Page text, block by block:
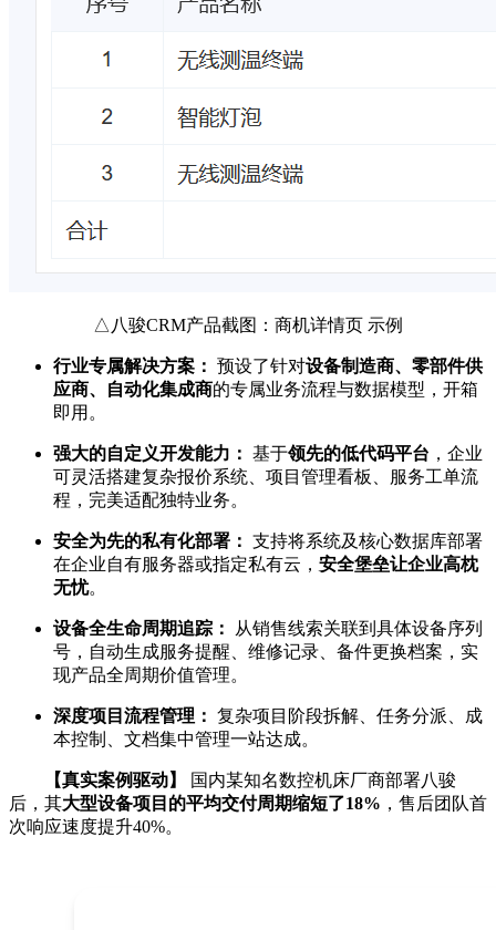
△八骏CRM产品截图：商机详情页 示例
行业专属解决方案： 预设了针对设备制造商、零部件供
应商、自动化集成商的专属业务流程与数据模型，开箱
即用。
强大的自定义开发能力： 基于领先的低代码平台 ，企业
可灵活搭建复杂报价系统、项目管理看板、服务工单流
程，完美适配独特业务。
安全为先的私有化部署： 支持将系统及核心数据库部署
在企业自有服务器或指定私有云， 安全堡垒让企业高枕
无忧。
设备全生命周期追踪：
从销售线索关联到具体设备序列
号，自动生成服务提醒、维修记录、备件更换档案，实
现产品全周期价值管理。
深度项目流程管理： 复杂项目阶段拆解、任务分派、成
本控制、文档集中管理一站达成。
【真实案例驱动】
国内某知名数控机床厂商部署八骏
后，其大型设备项目的平均交付周期缩短了18% ，售后团队首
次响应速度提升40%。